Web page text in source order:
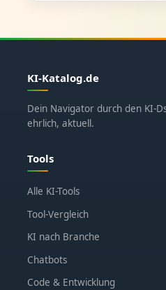
KI-Katalog.de
Dein Navigator durch den KI-
ehrlich, aktuell.
Tools
Alle KI-Tools
Tool-Vergleich
KI nach Branche
Chatbots
Code & Entwicklung